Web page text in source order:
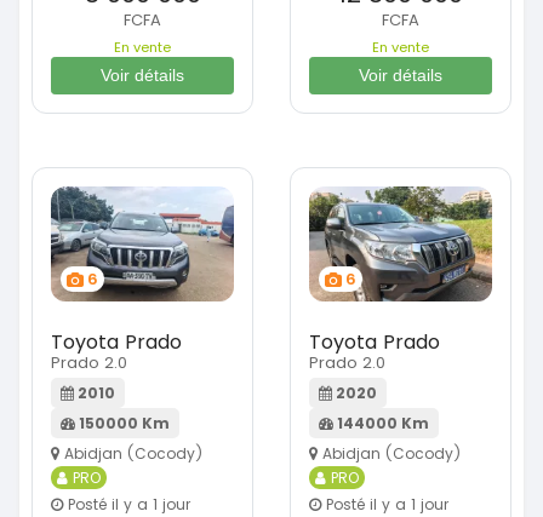
FCFA
En vente
Voir détails
FCFA
En vente
Voir détails
6
Toyota Prado
Prado 2.0
2010
150000 Km
Abidjan (Cocody)
PRO
Posté il y a 1 jour
6
Toyota Prado
Prado 2.0
2020
144000 Km
Abidjan (Cocody)
PRO
Posté il y a 1 jour